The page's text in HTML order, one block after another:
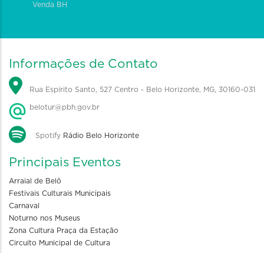
Venda BH
Informações de Contato
Rua Espírito Santo, 527 Centro - Belo Horizonte, MG, 30160-031
belotur@pbh.gov.br
Spotify Rádio Belo Horizonte
Principais Eventos
Arraial de Belô
Festivais Culturais Municipais
Carnaval
Noturno nos Museus
Zona Cultura Praça da Estação
Circuito Municipal de Cultura